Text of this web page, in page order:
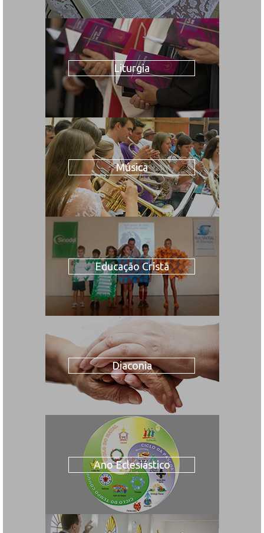
Liturgia
Música
Educação Cristã
Diaconia
Ano Eclesiástico